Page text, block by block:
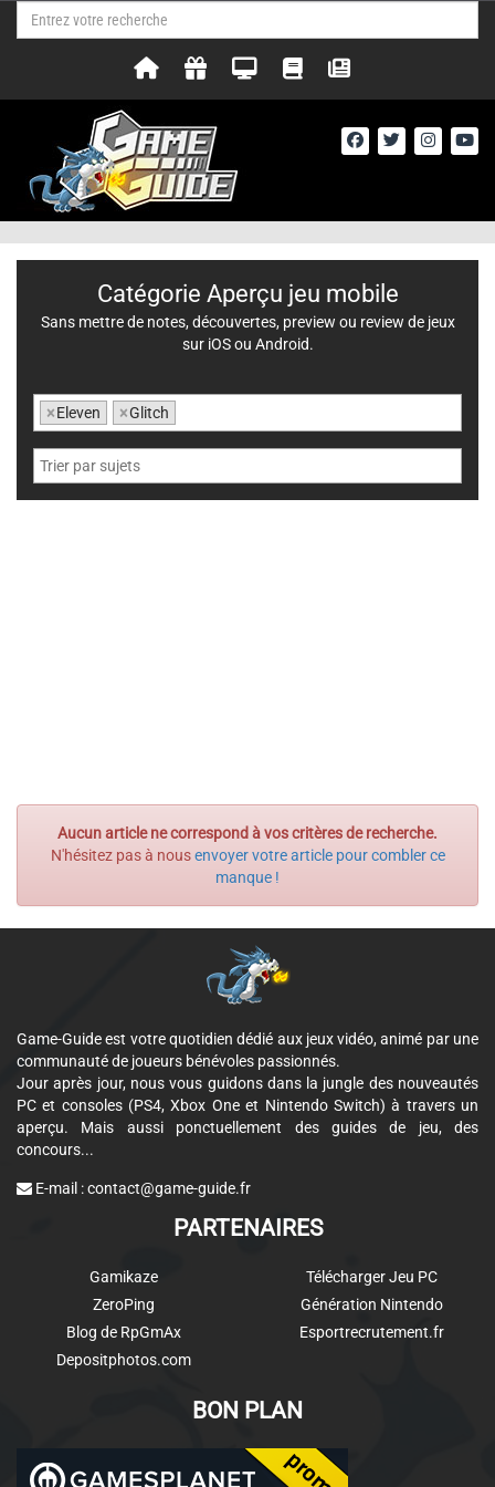
Aucun article ne correspond à vos critères de recherche.
N'hésitez pas à nousenvoyer votre article pour combler ce
manque !
Catégorie Aperçu jeu mobile
Sans mettre de notes, découvertes, preview ou review de jeux
sur iOS ou Android.
×Eleven ×Glitch
Game-Guide est votre quotidien dédié aux jeux vidéo, animé par une
communauté de joueurs bénévoles passionnés.
Jour après jour, nous vous guidons dans la jungle des nouveautés
PC et consoles (PS4, Xbox One et Nintendo Switch) à travers un
aperçu. Mais aussi ponctuellement des guides de jeu, des
concours...
E-mail :contact@game-guide.fr
PARTENAIRES
Gamikaze
ZeroPing
Blog de RpGmAx
Depositphotos.com
Télécharger Jeu PC
Génération Nintendo
Esportrecrutement.fr
BON PLAN